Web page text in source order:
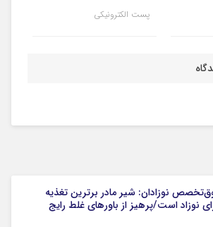
پست الکترونیکی
نوزادان: شیر مادر برترین تغذیه
نوزاد است/پرهیز از باورهای غلط رایج